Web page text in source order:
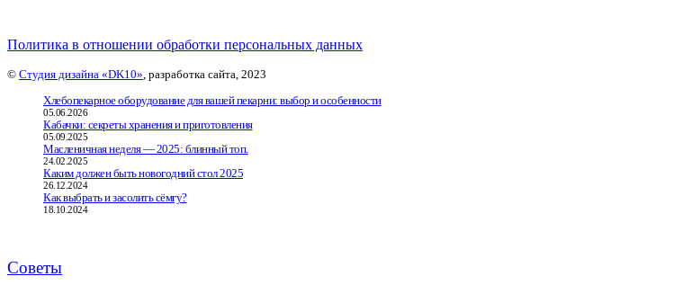
Политика в отношении обработки персональных данных
© Студия дизайна «DK10», разработка сайта, 2023
Хлебопекарное оборудование для вашей пекарни: выбор и особенности
05.06.2026
Кабачки: секреты хранения и приготовления
05.09.2025
Масленичная неделя — 2025: блинный топ.
24.02.2025
Каким должен быть новогодний стол 2025
26.12.2024
Как выбрать и засолить сёмгу?
18.10.2024
Советы